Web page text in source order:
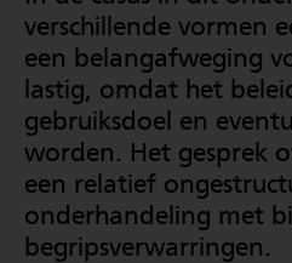
verschillende vormen
een belangafweging
lastig, omdat het
gebruiksdoel en
worden. Het gesprek
een relatief
onderhandeling met
begripsverwarringen.